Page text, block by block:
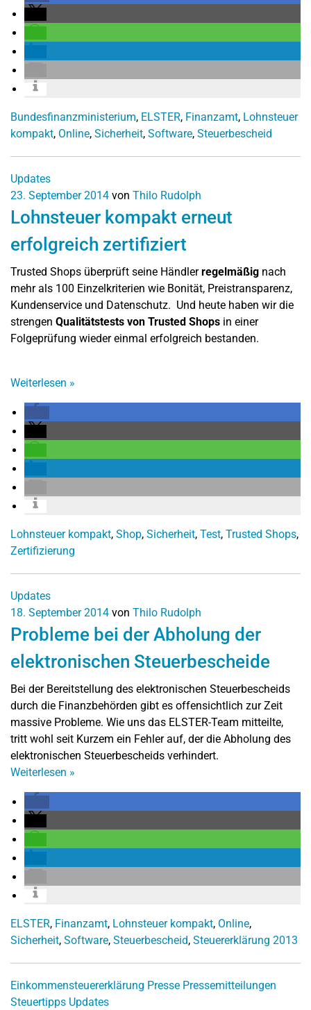
Bundesfinanzministerium, ELSTER, Finanzamt, Lohnsteuer
kompakt, Online, Sicherheit, Software, Steuerbescheid
Updates
23. September 2014 von Thilo Rudolph
Lohnsteuer kompakt erneut
erfolgreich zertifiziert
Trusted Shops überprüft seine Händlerregelmäßig nach
mehr als 100 Einzelkriterien wie Bonität, Preistransparenz,
Kundenservice und Datenschutz. Und heute haben wir die
strengen Qualitätstests von Trusted Shops in einer
Folgeprüfung wieder einmal erfolgreich bestanden.
Weiterlesen »
Lohnsteuer kompakt, Shop, Sicherheit, Test, Trusted Shops,
Zertifizierung
Updates
18. September 2014 von Thilo Rudolph
Probleme bei der Abholung der
elektronischen Steuerbescheide
Bei der Bereitstellung des elektronischen Steuerbescheids
durch die Finanzbehörden gibt es offensichtlich zur Zeit
massive Probleme. Wie uns das ELSTER-Team mitteilte,
tritt wohl seit Kurzem ein Fehler auf, der die Abholung des
elektronischen Steuerbescheids verhindert.
Weiterlesen »
ELSTER, Finanzamt, Lohnsteuer kompakt, Online,
Sicherheit, Software, Steuerbescheid, Steuererklärung 2013
Einkommensteuererklärung Presse Pressemitteilungen
Steuertipps Updates